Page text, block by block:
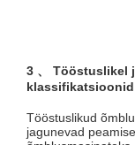
3 、 Tööstuslikel
klassifikatsioonid
Tööstuslikud
jagunevad